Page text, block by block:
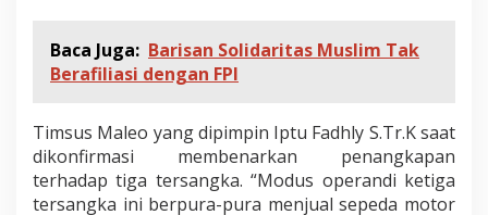
Baca Juga: Barisan Solidaritas Muslim Tak
Berafiliasi dengan FPI
Timsus Maleo yang dipimpin Iptu Fadhly S.Tr.K saat
dikonfirmasi membenarkan penangkapan
terhadap tiga tersangka. “Modus operandi ketiga
tersangka ini berpura-pura menjual sepeda motor